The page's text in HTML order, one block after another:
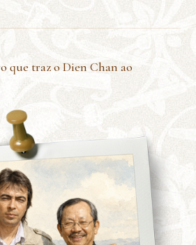
que traz o Dien Chan ao